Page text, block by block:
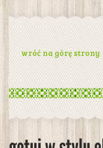
wróć na górę strony